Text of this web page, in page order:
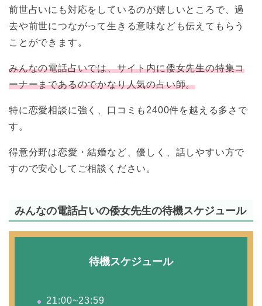
前世占いにも対応をしているのが嬉しいところで、過
去や前世につながって生きる意味なども伝えてもらう
ことができます。
みんなの電話占いでは、サイト内に倭女先生の特集コ
ーナーまであるのでかなり人気の占い師。
特に恋愛相談に強く、口コミも2400件を越える多さで
す。
得意分野は恋愛・結婚など、優しく、話しやすい方で
すので安心してご相談ください。
みんなの電話占いの倭女先生の待機スケジュール
待機スケジュール
21:00~23:59